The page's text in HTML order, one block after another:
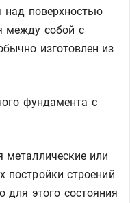
поверхностью
между собой с
изготовлен из
металлические или
постройки строений
для этого состояния